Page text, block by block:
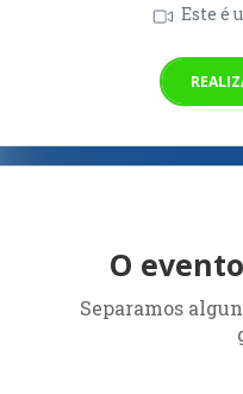
Este é
O
Separamos